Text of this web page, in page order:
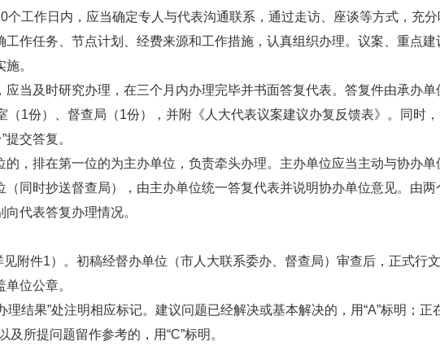
个工作日内，应当确定专人与代表沟通联系，通过走访、座谈等方式，充
作任务、节点计划、经费来源和工作措施，认真组织办理。议案、重点
。
应当及时研究办理，在三个月内办理完毕并书面答复代表。答复件由承办
1份）、督查局（1份），并附《人大代表议案建议办复反馈表》。同时
提交答复。
的，排在第一位的为主办单位，负责牵头办理。主办单位应当主动与协办
同时抄送督查局），由主办单位统一答复代表并说明协办单位意见。由
代表答复办理情况。
附件1）。初稿经督办单位（市人大联系委办、督查局）审查后，正式行
位公章。
结果”处注明相应标记。建议问题已经解决或基本解决的，用“A”标明；
所提问题留作参考的，用“C”标明。